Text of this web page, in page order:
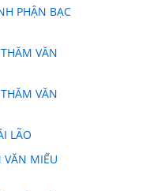
PHẬN BẠC
VĂN
VĂN
LÃO
VĂN MIẾU